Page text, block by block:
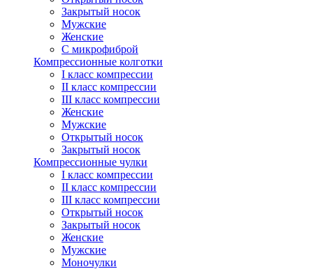
Закрытый носок
Мужские
Женские
С микрофиброй
Компрессионные колготки
I класс компрессии
II класс компрессии
III класс компрессии
Женские
Мужские
Открытый носок
Закрытый носок
Компрессионные чулки
I класс компрессии
II класс компрессии
III класс компрессии
Открытый носок
Закрытый носок
Женские
Мужские
Моночулки